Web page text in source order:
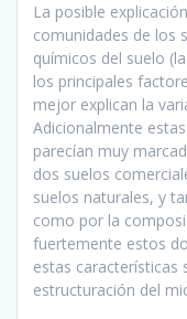
La posible
comunidades de los
químicos del suelo
los principales
mejor explican la
Adicionalmente
parecían muy
dos suelos
suelos naturales, y
como por la
fuertemente estos
estas características
estructuración del